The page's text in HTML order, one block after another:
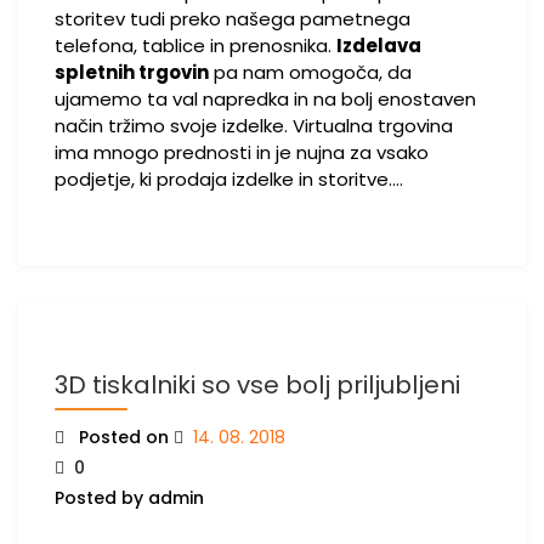
storitev tudi preko našega pametnega
telefona, tablice in prenosnika. Izdelava
spletnih trgovinpa nam omogoča, da
ujamemo ta val napredka in na bolj enostaven
način tržimo svoje izdelke. Virtualna trgovina
ima mnogo prednosti in je nujna za vsako
podjetje, ki prodaja izdelke in storitve.…
3D tiskalniki so vse bolj priljubljeni
Posted on
14. 08. 2018
0
Posted by admin